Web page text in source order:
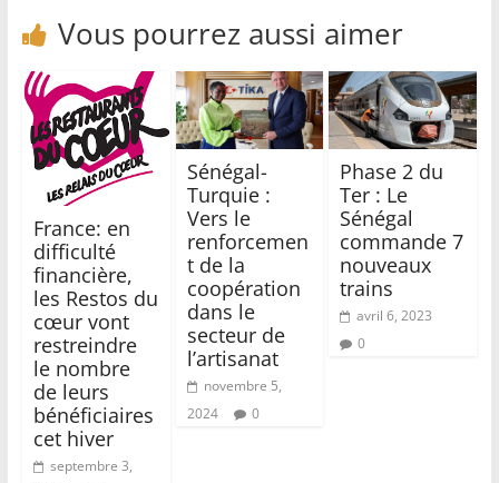
Vous pourrez aussi aimer
France: en
difficulté
financière,
les Restos du
cœur vont
restreindre
le nombre
de leurs
bénéficiaires
cet hiver
septembre 3,
Sénégal-
Turquie :
Vers le
renforcemen
t de la
coopération
dans le
secteur de
l’artisanat
novembre 5,
2024
0
Phase 2 du
Ter : Le
Sénégal
commande 7
nouveaux
trains
avril 6, 2023
0